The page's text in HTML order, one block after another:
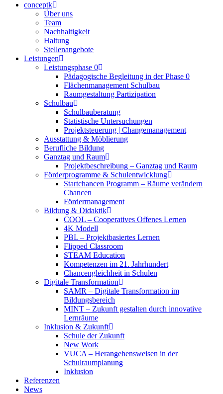
conceptk
Über uns
Team
Nachhaltigkeit
Haltung
Stellenangebote
Leistungen
Leistungsphase 0
Pädagogische Begleitung in der Phase 0
Flächenmanagement Schulbau
Raumgestaltung Partizipation
Schulbau
Schulbauberatung
Statistische Untersuchungen
Projektsteuerung | Changemanagement
Ausstattung & Möblierung
Berufliche Bildung
Ganztag und Raum
Projektbeschreibung – Ganztag und Raum
Förderprogramme & Schulentwicklung
Startchancen Programm – Räume verändern
Chancen
Fördermanagement
Bildung & Didaktik
COOL – Cooperatives Offenes Lernen
4K Modell
PBL – Projektbasiertes Lernen
Flipped Classroom
STEAM Education
Kompetenzen im 21. Jahrhundert
Chancengleichheit in Schulen
Digitale Transformation
SAMR – Digitale Transformation im
Bildungsbereich
MINT – Zukunft gestalten durch innovative
Lernräume
Inklusion & Zukunft
Schule der Zukunft
New Work
VUCA – Herangehensweisen in der
Schulraumplanung
Inklusion
Referenzen
News